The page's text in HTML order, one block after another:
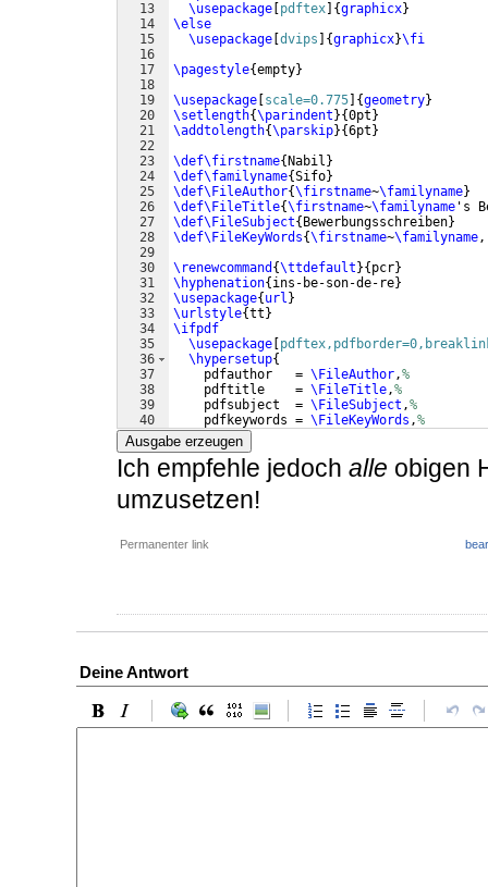
13
14
15
16
17
18
19
20
21
22
23
24
25
26
27
28
29
30
31
32
33
34
35
36
37
38
39
40
41
\usepackage pdftex {graphicx}
\else
\usepackage dvips {graphicx}\fi
\pagestyle{empty}
\usepackage scale=0.775 {geometry}
\setlength{\parindent }{0pt }
\addtolength{\parskip}{6pt }
\def\firstname{ Nabil }
\def\familyname{Sifo}
\def\FileAuthor{\firstname~\familyname}
\def\FileTitle{\firstname~\familyname 's
\def\FileSubject{ Bewerbungsschreiben}
\def\FileKeyWords{\firstname~\familyname,
\renewcommand {\ttdefault }{ pcr}
\hyphenation{ ins-be-son-de-re}
\usepackage{ url }
\urlstyle{tt }
\ifpdf
\usepackage
\hypersetup{
    pdfauthor   =
\FileAuthor,%
    pdftitle    =
\FileTitle,%
    pdfsubject  =
\FileSubject ,%
    pdfkeywords =
\FileKeyWords ,%
    pdfcreator  =
Ausgabe erzeugen
Ich empfehle jedoch alle obigen
umzusetzen!
Permanenter link
Deine Antwort